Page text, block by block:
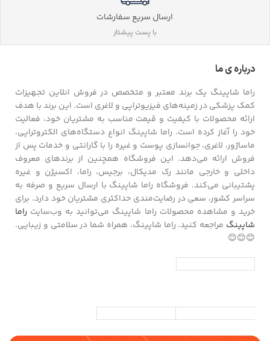
ارسال سریع سفارشات
با پست پیشتاز
درباره ی ما
راما شاپینگ یک برند معتبر و متخصص در فروش انلاین تجهیزات
کمک پزشکی در زمینه‌های فیزیوتراپی و لاغری است. این برند با هدف
ارائه محصولات با کیفیت و قیمت مناسب به مشتریان خود، فعالیت
خود را آغاز کرده است. راما شاپینگ انواع دستگاه‌های الکتروتراپی،
ماساژور، لاغری، جوانسازی پوست و غیره را با گارانتی و خدمات پس از
فروش ارائه می‌دهد. این فروشگاه همچنین از برندهای معروف
داخلی و خارجی مانند رک مدیکال، برجیس، راما، اکسیژن و غیره
پشتیبانی می‌کند. فروشگاه راما شاپینگ با ارسال سریع و صرفه به
سراسر کشور، سعی در رضایت‌مندی حداکثری مشتریان خود دارد. برای
خرید و مشاهده محصولات راما شاپینگ می‌توانید به وب‌سایت راما
شاپینگ مراجعه کنید. راما شاپینگ، همراه شما در سلامتی و زیبایی.
😊😊😊